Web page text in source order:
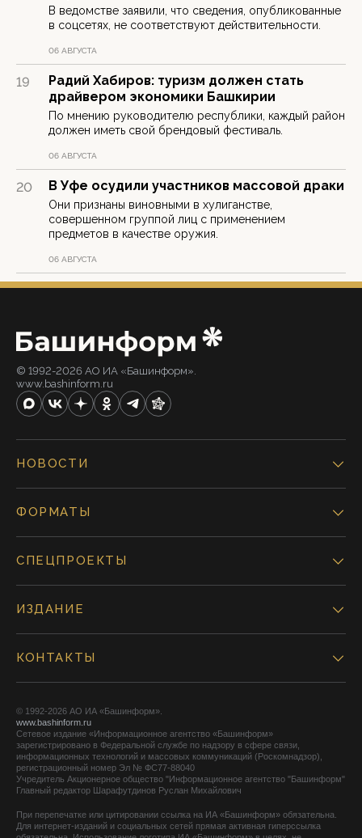
В ведомстве заявили, что сведения, опубликованные
в соцсетях, не соответствуют действительности.
06 АВГУСТА
19
Радий Хабиров: туризм должен стать
драйвером экономики Башкирии
По мнению руководителю республики, каждый район
должен иметь свой брендовый фестиваль.
06 АВГУСТА
20 В Уфе осудили участников массовой драки
Они признаны виновными в хулиганстве,
совершенном группой лиц с применением
предметов в качестве оружия.
06 АВГУСТА
© 1992-2026 АО ИА «Башинформ».
www.bashinform.ru
НОВОСТИ
ФОРМАТЫ
СПЕЦПРОЕКТЫ
ИЗДАНИЕ
КОНТАКТЫ
© 1992-2026 АО ИА «Башинформ».
www.bashinform.ru
Сетевое издание «Информационное агентство «Башинформ»
зарегистрировано в Федеральной службе по надзору в сфере связи,
информационных технологий и массовых коммуникаций (Роскомнадзор),
регистрационный номер Эл № ФС77-88040
Учредитель Акционерное общество "Информационное агентство "Башинформ"
Главный редактор Шарафутдинов Руслан Михайлович
При перепечатке или цитировании ссылка на ИА «Башинформ» обязательна.
Для интернет-изданий и социальных сетей прямая активная гиперссылка